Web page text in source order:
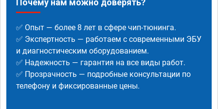
Почему нам можно доверять?
✅ Опыт — более 8 лет в сфере чип-тюнинга.
✅ Экспертность — работаем с современными ЭБУ
и диагностическим оборудованием.
✅ Надежность — гарантия на все виды работ.
✅ Прозрачность — подробные консультации по
телефону и фиксированные цены.